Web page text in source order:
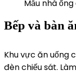
Mẫu nhà
Bếp và bàn
Khu vực ăn uống
đèn chiếu sát.